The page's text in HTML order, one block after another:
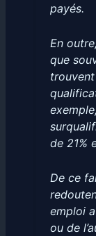
payés.
En
que
de 21%
De ce
emploi
ou de